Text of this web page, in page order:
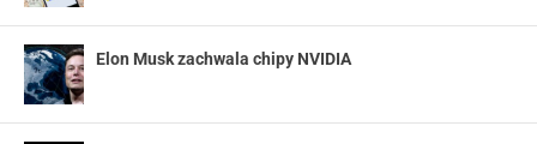
Elon Musk zachwala chipy NVIDIA